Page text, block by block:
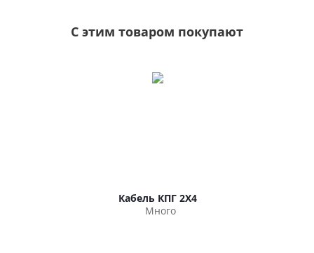
С этим товаром покупают
Кабель КПГ 2Х4
Много